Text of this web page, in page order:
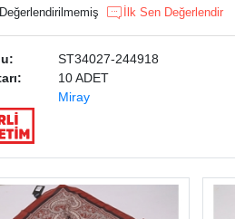
İlk Sen Değerlendir
ST34027-244918
10 ADET
Miray